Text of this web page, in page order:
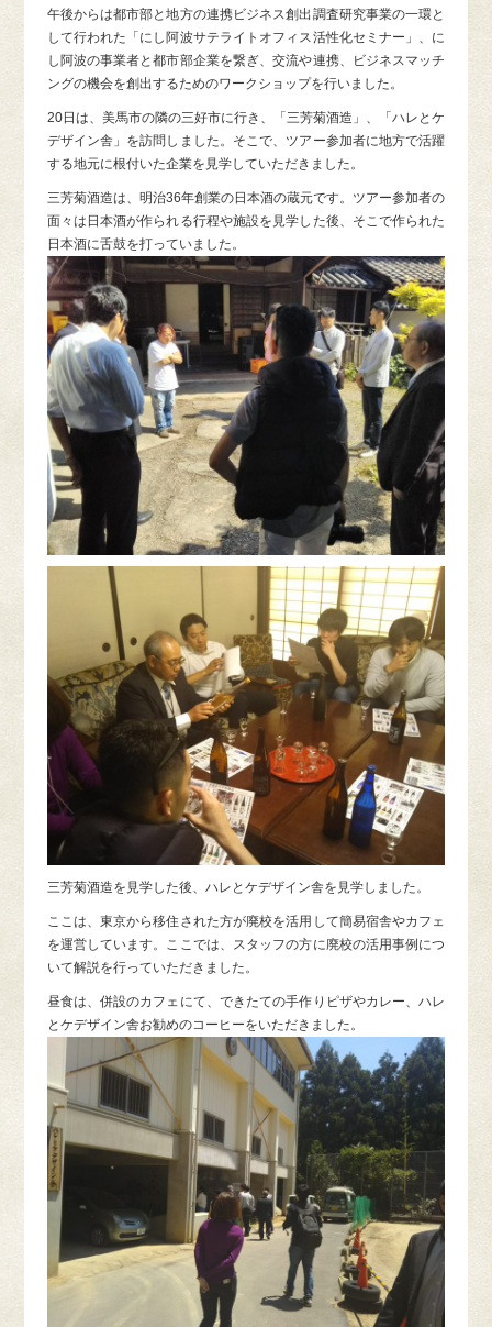
午後からは都市部と地方の連携ビジネス創出調査研究事業の一環と
して行われた「にし阿波サテライトオフィス活性化セミナー」、に
し阿波の事業者と都市部企業を繋ぎ、交流や連携、ビジネスマッチ
ングの機会を創出するためのワークショップを行いました。
20日は、美馬市の隣の三好市に行き、「三芳菊酒造」、「ハレとケ
デザイン舎」を訪問しました。そこで、ツアー参加者に地方で活躍
する地元に根付いた企業を見学していただきました。
三芳菊酒造は、明治36年創業の日本酒の蔵元です。ツアー参加者の
面々は日本酒が作られる行程や施設を見学した後、そこで作られた
日本酒に舌鼓を打っていました。
三芳菊酒造を見学した後、ハレとケデザイン舎を見学しました。
ここは、東京から移住された方が廃校を活用して簡易宿舎やカフェ
を運営しています。ここでは、スタッフの方に廃校の活用事例につ
いて解説を行っていただきました。
昼食は、併設のカフェにて、できたての手作りピザやカレー、ハレ
とケデザイン舎お勧めのコーヒーをいただきました。